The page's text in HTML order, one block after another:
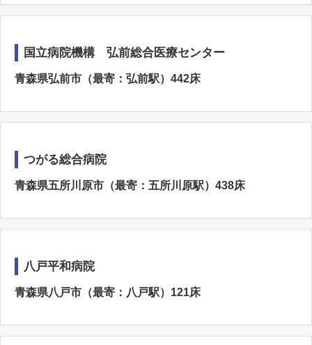
国立病院機構 弘前総合医療センター
青森県弘前市（最寄：弘前駅）442床
つがる総合病院
青森県五所川原市（最寄：五所川原駅）438床
八戸平和病院
青森県八戸市（最寄：八戸駅）121床